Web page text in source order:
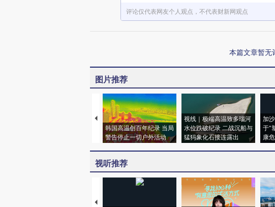
评论仅代表网友个人观点，不代表财新网观点
本篇文章暂无
图片推荐
韩国高温创百年纪录 当局
警告停止一切户外活动
视线｜极端高温致多瑙河
水位跌破纪录 二战沉船与
猛犸象化石接连露出
加
于“
康
视听推荐